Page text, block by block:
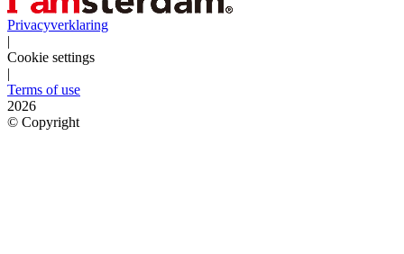
Privacyverklaring
|
Cookie settings
|
Terms of use
2026
© Copyright